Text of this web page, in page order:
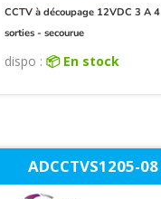
CCTV à découpage 12VDC 3 A 4
sorties - secourue
dispo : 📦 En stock
ADCCTVS1205-08